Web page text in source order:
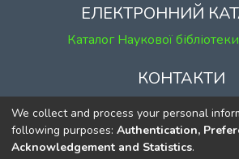
ЕЛЕКТРОННИЙ
Каталог Наукової
КОНТАКТИ
м. Київ, вул. Григорія
к. 1, к. 120
тел. (044) 463-69-31
We collect and process your personal
following purposes: Authentication,
Acknowledgement and Statistics.